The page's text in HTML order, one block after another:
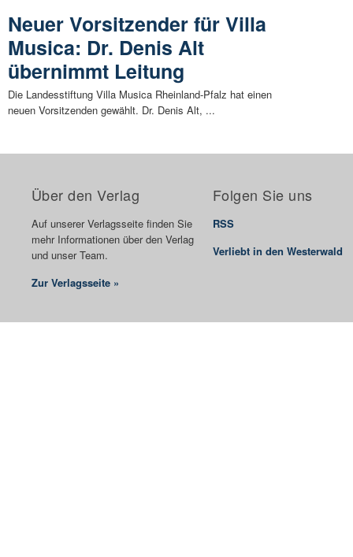
Neuer Vorsitzender für Villa
Musica: Dr. Denis Alt
übernimmt Leitung
Die Landesstiftung Villa Musica Rheinland-Pfalz hat einen
neuen Vorsitzenden gewählt. Dr. Denis Alt, ...
Über den Verlag
Auf unserer Verlagsseite finden Sie
mehr Informationen über den Verlag
und unser Team.
Zur Verlagsseite »
Folgen Sie uns
RSS
Verliebt in den Westerwald